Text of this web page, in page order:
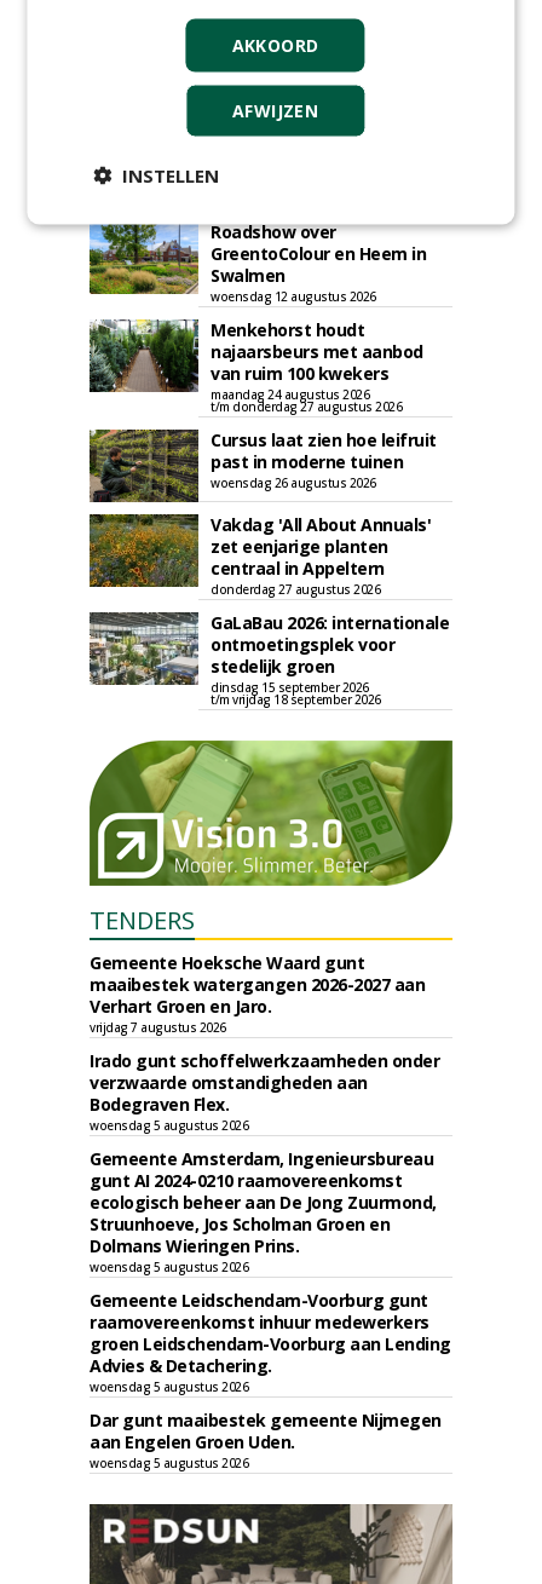
AGENDA
Roadshow over
GreentoColour en Heem in
Swalmen
woensdag 12 augustus 2026
Menkehorst houdt
najaarsbeurs met aanbod
van ruim 100 kwekers
maandag 24 augustus 2026
t/m donderdag 27 augustus 2026
Cursus laat zien hoe leifruit
past in moderne tuinen
woensdag 26 augustus 2026
Vakdag 'All About Annuals'
zet eenjarige planten
centraal in Appeltern
donderdag 27 augustus 2026
GaLaBau 2026: internationale
ontmoetingsplek voor
stedelijk groen
dinsdag 15 september 2026
t/m vrijdag 18 september 2026
TENDERS
Gemeente Hoeksche Waard gunt
maaibestek watergangen 2026-2027 aan
Verhart Groen en Jaro.
vrijdag 7 augustus 2026
Irado gunt schoffelwerkzaamheden onder
verzwaarde omstandigheden aan
Bodegraven Flex.
woensdag 5 augustus 2026
Gemeente Amsterdam, Ingenieursbureau
gunt AI 2024-0210 raamovereenkomst
ecologisch beheer aan De Jong Zuurmond,
Struunhoeve, Jos Scholman Groen en
Dolmans Wieringen Prins.
woensdag 5 augustus 2026
Gemeente Leidschendam-Voorburg gunt
raamovereenkomst inhuur medewerkers
groen Leidschendam-Voorburg aan Lending
Advies & Detachering.
woensdag 5 augustus 2026
Dar gunt maaibestek gemeente Nijmegen
aan Engelen Groen Uden.
woensdag 5 augustus 2026
AKKOORD
AFWIJZEN
INSTELLEN